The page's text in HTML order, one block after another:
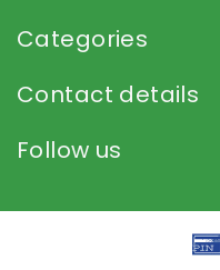
Categories
Contact details
Follow us